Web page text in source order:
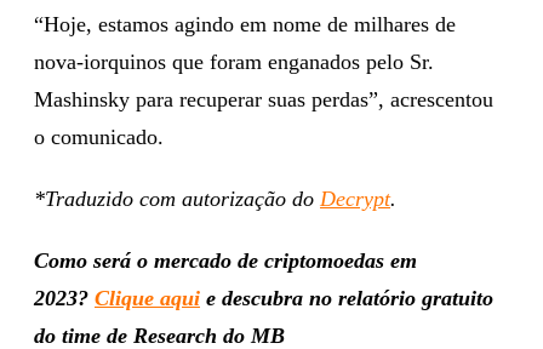
“Hoje, estamos agindo em nome de milhares de
nova-iorquinos que foram enganados pelo Sr.
Mashinsky para recuperar suas perdas”, acrescentou
o comunicado.
*Traduzido com autorização do Decrypt.
Como será o mercado de criptomoedas em
2023? Clique aqui e descubra no relatório gratuito
do time de Research do MB